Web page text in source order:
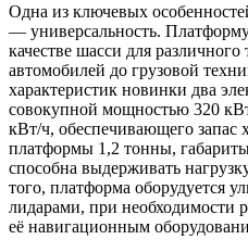
Одна из ключевых
— универсальность.
качестве шасси для
автомобилей до грузовой
характеристик новинки два
совокупной мощностью 320
кВт/ч, обеспечивающего запас
платформы 1,2 тонны,
способна выдерживать
того, платформа оборудуется
лидарами, при необходимости
её навигационным